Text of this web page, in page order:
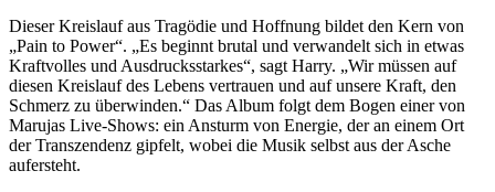
Dieser Kreislauf aus Tragödie und Hoffnung bildet den Kern von
„Pain to Power“. „Es beginnt brutal und verwandelt sich in etwas
Kraftvolles und Ausdrucksstarkes“, sagt Harry. „Wir müssen auf
diesen Kreislauf des Lebens vertrauen und auf unsere Kraft, den
Schmerz zu überwinden.“ Das Album folgt dem Bogen einer von
Marujas Live-Shows: ein Ansturm von Energie, der an einem Ort
der Transzendenz gipfelt, wobei die Musik selbst aus der Asche
aufersteht.